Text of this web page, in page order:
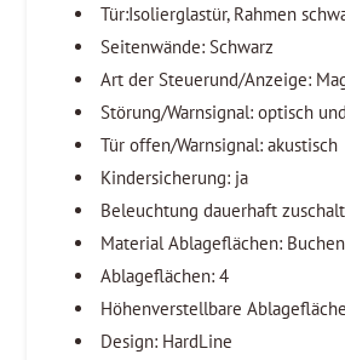
Tür:Isolierglastür, Rahmen
Seitenwände: Schwarz
Art der Steuerund/Anzeige:
Störung/Warnsignal: optisch
Tür offen/Warnsignal: akustisch
Kindersicherung: ja
Beleuchtung dauerhaft
Material Ablageflächen:
Ablageflächen: 4
Höhenverstellbare
Design: HardLine